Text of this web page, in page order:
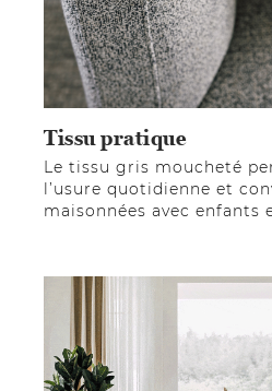
Tissu pratique
Le tissu gris moucheté
l’usure quotidienne et
maisonnées avec enfants